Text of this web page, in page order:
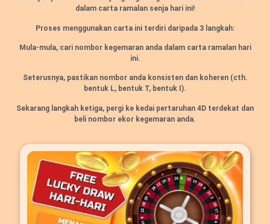
dalam carta ramalan senja hari ini!
Proses menggunakan carta ini terdiri daripada 3 langkah:
Mula-mula, cari nombor kegemaran anda dalam carta ramalan hari
ini.
Seterusnya, pastikan nombor anda konsisten dan koheren (cth.
bentuk L, bentuk T, bentuk I).
Sekarang langkah ketiga, pergi ke kedai pertaruhan 4D terdekat dan
beli nombor ekor kegemaran anda.